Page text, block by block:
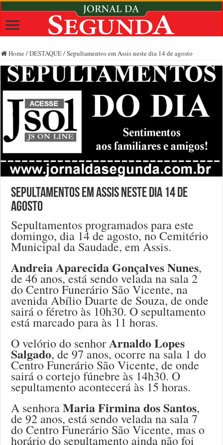
Home /DESTAQUE/Sepultamentos em Assis neste dia 14 de agosto
Sepultamentos em Assis neste dia 14 de
agosto
Sepultamentos programados para este
domingo, dia 14 de agosto, no Cemitério
Municipal da Saudade, em Assis.
Andreia Aparecida Gonçalves Nunes,
de 46 anos, está sendo velada na sala 2
do Centro Funerário São Vicente, na
avenida Abílio Duarte de Souza, de onde
sairá o féretro às 10h30. O sepultamento
está marcado para às 11 horas.
O velório do senhorArnaldo Lopes
Salgado, de 97 anos, ocorre na sala 1 do
Centro Funerário São Vicente, de onde
sairá o cortejo fúnebre às 14h30. O
sepultamento acontecerá às 15 horas.
A senhoraMaria Firmina dos Santos,
de 92 anos, está sendo velada na sala 7
do Centro Funerário São Vicente, mas o
horário do sepultamento ainda não foi